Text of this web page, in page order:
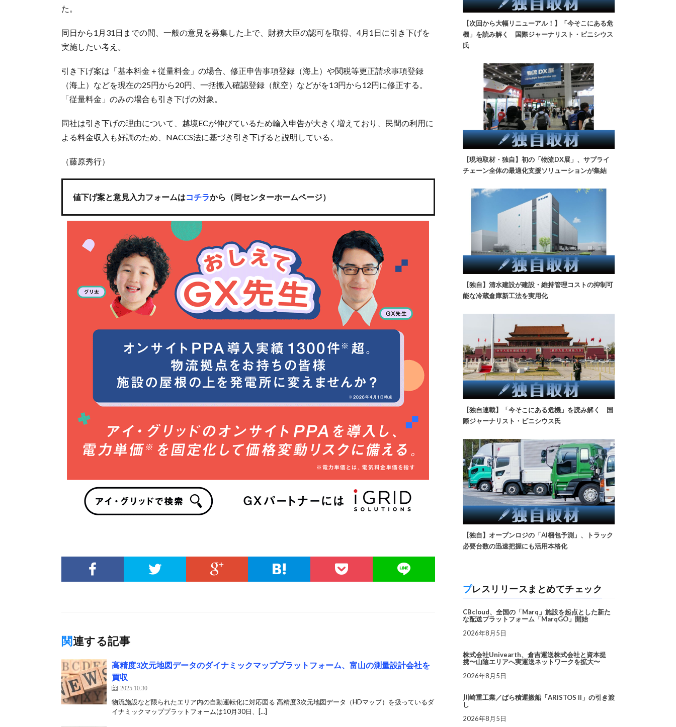
た。
同日から1月31日までの間、一般の意見を募集した上で、財務大臣の認可を取得、4月1日に引き下げを
実施したい考え。
引き下げ案は「基本料金＋従量料金」の場合、修正申告事項登録（海上）や関税等更正請求事項登録
（海上）などを現在の25円から20円、一括搬入確認登録（航空）などがを13円から12円に修正する。
「従量料金」のみの場合も引き下げの対象。
同社は引き下げの理由について、越境ECが伸びているため輸入申告が大きく増えており、民間の利用に
よる料金収入も好調のため、NACCS法に基づき引き下げると説明している。
（藤原秀行）
値下げ案と意見入力フォームはコチラから（同センターホームページ）
関連する記事
高精度3次元地図データのダイナミックマッププラットフォーム、富山の測量設計会社を
買収
2025.10.30
物流施設など限られたエリア内の自動運転化に対応図る 高精度3次元地図データ（HDマップ）を扱っているダ
イナミックマッププラットフォームは10月30日、[…]
【次回から大幅リニューアル！】「今そこにある危
機」を読み解く 国際ジャーナリスト・ビニシウス
氏
【現地取材・独自】初の「物流DX展」、サプライ
チェーン全体の最適化支援ソリューションが集結
【独自】清水建設が建設・維持管理コストの抑制可
能な冷蔵倉庫新工法を実用化
【独自連載】「今そこにある危機」を読み解く 国
際ジャーナリスト・ビニシウス氏
【独自】オープンロジの「AI梱包予測」、トラック
必要台数の迅速把握にも活用本格化
プレスリリースまとめてチェック
CBcloud、全国の「Marq」施設を起点とした新た
な配送プラットフォーム「MarqGO」開始
2026年8月5日
株式会社Univearth、倉吉運送株式会社と資本提
携〜山陰エリアへ実運送ネットワークを拡大〜
2026年8月5日
川崎重工業／ばら積運搬船「ARISTOS II」の引き渡
し
2026年8月5日